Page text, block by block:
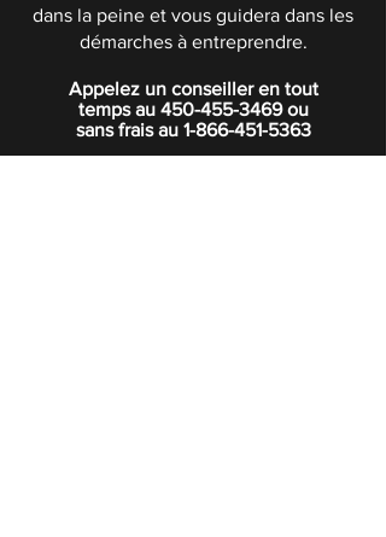
dans la peine et vous guidera dans les
démarches à entreprendre.
Appelez un conseiller en tout
temps au 450-455-3469ou
sans frais au 1-866-451-5363